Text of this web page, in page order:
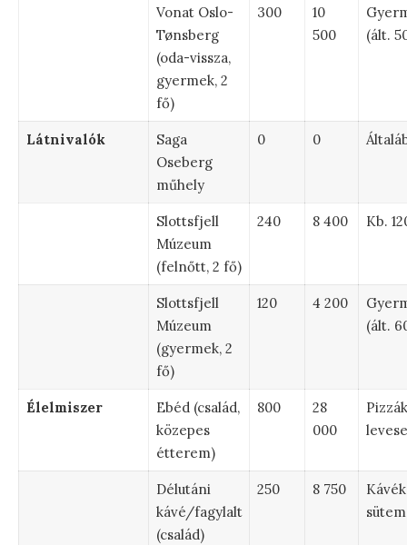
Vonat Oslo-
Tønsberg
(oda-vissza,
gyermek, 2
fő)
300
10
500
(ált.
Látnivalók
Saga
Oseberg
műhely
0 0
Slottsfjell
Múzeum
(felnőtt, 2 fő)
240 8 400 Kb.
Slottsfjell
Múzeum
(gyermek, 2
fő)
120 4 200
(ált.
Élelmiszer
Ebéd (család,
közepes
étterem)
800
28
000
Délutáni
kávé/fagylalt
(család)
250 8 750